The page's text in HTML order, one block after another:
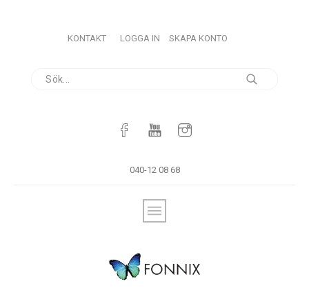
040-12 08 68
KONTAKT LOGGA IN SKAPA KONTO